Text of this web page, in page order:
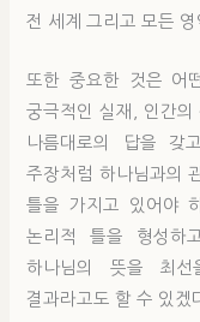
전 세계 그리고 모든
또한 중요한 것은 어
궁극적인 실재, 인간
나름대로의 답을 갖
주장처럼 하나님과의
틀을 가지고 있어야
논리적 틀을 형성하
하나님의 뜻을 최
결과라고도 할 수 있겠